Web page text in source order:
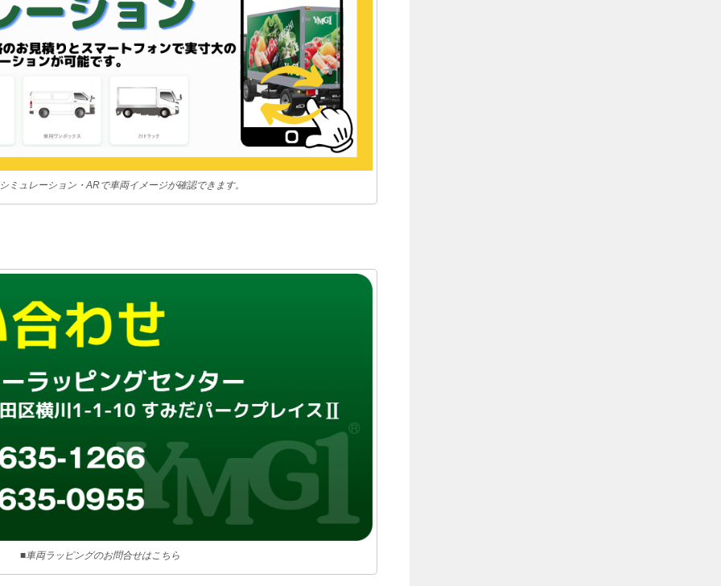
ミュレーション・ARで車両イメージが確認できます。
■車両ラッピングのお問合せはこちら